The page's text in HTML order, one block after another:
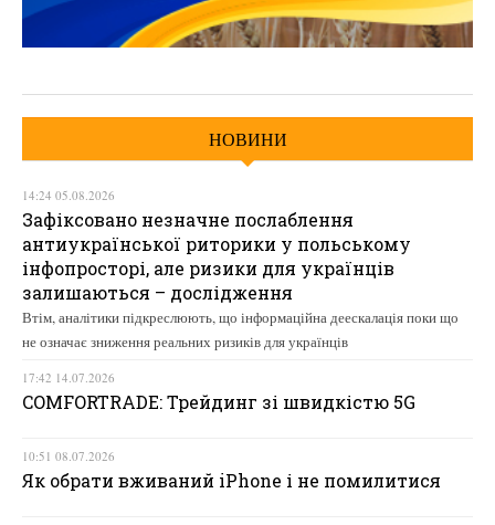
НОВИНИ
14:24 05.08.2026
Зафіксовано незначне послаблення
антиукраїнської риторики у польському
інфопросторі, але ризики для українців
залишаються – дослідження
Втім, аналітики підкреслюють, що інформаційна деескалація поки що
не означає зниження реальних ризиків для українців
17:42 14.07.2026
COMFORTRADE: Трейдинг зі швидкістю 5G
10:51 08.07.2026
Як обрати вживаний iPhone і не помилитися